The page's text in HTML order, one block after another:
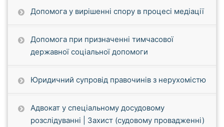
Допомога у вирішенні спору в процесі медіації
Допомога при призначенні тимчасової
державної соціальної допомоги
Юридичний супровід правочинів з нерухомістю
Адвокат у спеціальному досудовому
розслідуванні | Захист (судовому провадженні)